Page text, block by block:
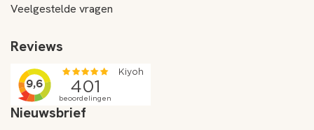
Veelgestelde vragen
Reviews
Nieuwsbrief